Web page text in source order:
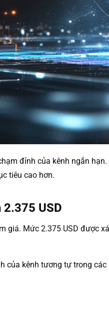
đỉnh của kênh ngắn
tiêu cao hơn.
USD
giá. Mức 2.375 USD
kênh tương tự trong